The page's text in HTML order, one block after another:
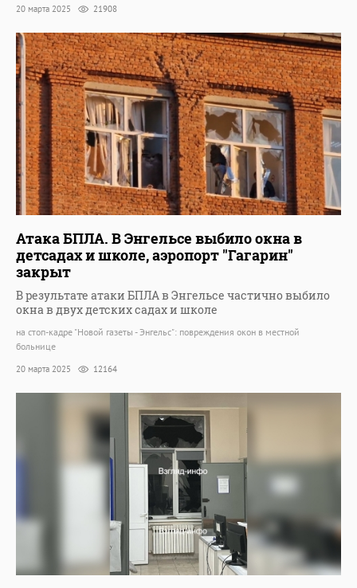
20 марта 2025 21908
Атака БПЛА. В Энгельсе выбило окна в
детсадах и школе, аэропорт "Гагарин"
закрыт
В результате атаки БПЛА в Энгельсе частично выбило
окна в двух детских садах и школе
на стоп-кадре "Новой газеты - Энгельс": повреждения окон в местной
больнице
20 марта 2025 12164